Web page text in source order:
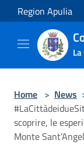
Salta al contenuto
Region Apulia
Home > News
scoprire, le
Monte